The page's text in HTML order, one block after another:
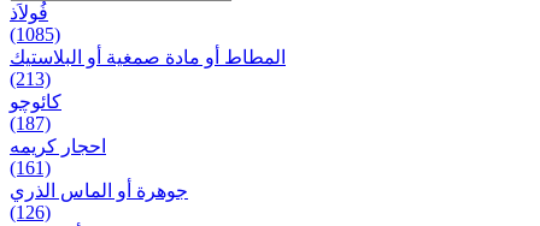
فُولاَذ
(1085)
المطاط أو مادة صمغية أو البلاستيك
(213)
کائوچو
(187)
احجار کریمه
(161)
جوهرة أو الماس الذري
(126)